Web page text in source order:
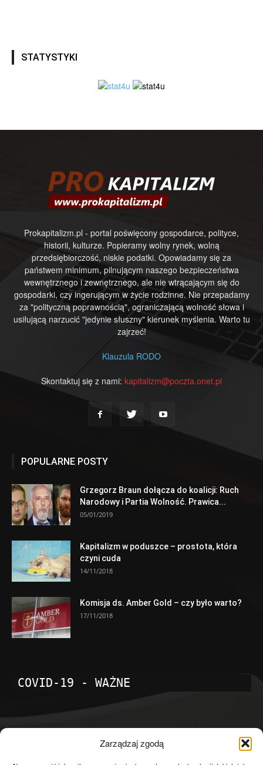
Zarządzaj zgodą
STATYSTYKI
Prokapitalizm.pl - portal poświęcony gospodarce, polityce,
historii, kulturze. Popieramy wolny rynek, wolną
przedsiębiorczość, niskie podatki. Opowiadamy się za
państwem minimum, pilnującym naszego bezpieczeństwa
wewnętrznego i zewnętrznego, ale nie wtrącającym się do
gospodarki, czy ingerującym w życie rodzinne. Nie przepadamy
za "polityczną poprawnością", ograniczającą wolność słowa i
usiłującą narzucić "jedynie słuszny" kierunek myślenia. Warto tu
zajrzeć!
Klauzula RODO
Skontaktuj się z nami: kapitalizm@poczta.onet.pl
POPULARNE POSTY
Grzegorz Braun dołącza do koalicji: Ruch
Narodowy i Partia Wolność. Prawica...
05/01/2019
Kapitalizm w poduszce – prostota, która
czyni cuda
14/11/2018
Komisja ds. Amber Gold – czy było warto?
17/11/2018
COVID-19 - WAŻNE